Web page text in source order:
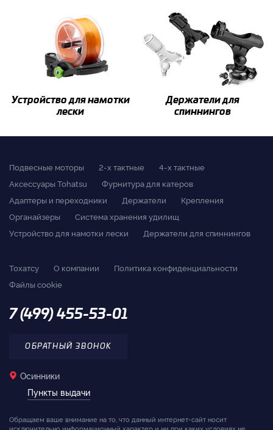
Устройство для намотки
лески
Держатели для
спиннингов
Подвесные моторы 2-x тактные
4-x тактные
Аксессуары Tohatsu
Фурнитура для катеров
Адаптеры и переходники
Держатели
Крепления
Органайзеры
Система хранения удилищ
Устройство для намотки лески
Держатели для спиннингов
Тохатсу О компании
Политика конфиденциальности
Файлы cookie
7 (499) 455-53-01
ОБРАТНЫЙ ЗВОНОК
Осинники
Пункты выдачи
Обращаем ваше внимание на то, что данный интернет-сайт носит